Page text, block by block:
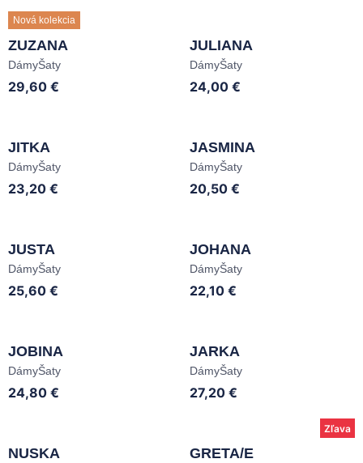
DámyŠaty
ZUZANA
29,60 €
Nová kolekcia
DámyŠaty
JULIANA
24,00 €
DámyŠaty
JITKA
23,20 €
DámyŠaty
JASMINA
20,50 €
DámyŠaty
JUSTA
25,60 €
DámyŠaty
JOHANA
22,10 €
DámyŠaty
JOBINA
24,80 €
DámyŠaty
JARKA
27,20 €
NUSKA
Zľava
GRETA/E